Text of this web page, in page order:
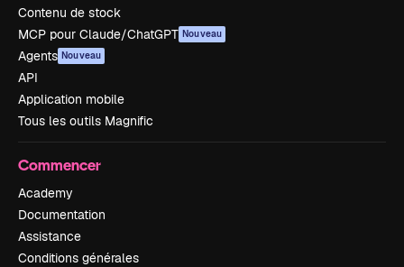
Contenu de stock
MCP pour Claude/ChatGPT Nouveau
Agents Nouveau
API
Application mobile
Tous les outils Magnific
Commencer
Academy
Documentation
Assistance
Conditions générales